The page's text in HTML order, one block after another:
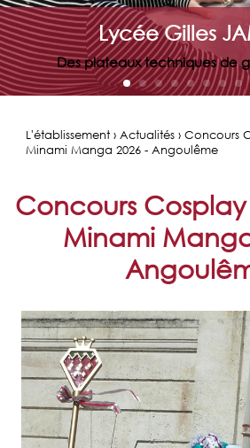
Lycée Gilles
Des plateaux techniques de
L'établissement › Actualités › Concours
Minami Manga 2026 - Angoulême
Concours Cosplay
Minami